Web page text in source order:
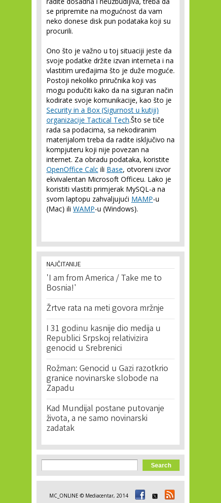
se pripremite na mogućnost da vam
neko donese disk pun podataka koji su
procurili.
Ono što je važno u toj situaciji jeste da
svoje podatke držite izvan interneta i na
vlastitim uređajima što je duže moguće.
Postoji nekoliko priručnika koji vas
mogu podučiti kako da na siguran način
kodirate svoje komunikacije, kao što je
Security in a Box (Sigurnost u kutiji)
organizacije Tactical Tech.Što se tiče
rada sa podacima, sa nekodiranim
materijalom treba da radite isključivo na
kompjuteru koji nije povezan na
internet. Za obradu podataka, koristite
OpenOffice Calc ili Base, otvoreni izvor
ekvivalentan Microsoft Officeu. Lako je
koristiti vlastiti primjerak MySQL-a na
svom laptopu zahvaljujući MAMP-u
(Mac) ili WAMP-u (Windows).
NAJČITANIJE
'I am from America / Take me to
Bosnia!'
Žrtve rata na meti govora mržnje
I 31 godinu kasnije dio medija u
Republici Srpskoj relativizira
genocid u Srebrenici
Rožman: Genocid u Gazi razotkrio
granice novinarske slobode na
Zapadu
Kad Mundijal postane putovanje
života, a ne samo novinarski
zadatak
Search form
Search
MC_ONLINE © Mediacentar, 2014